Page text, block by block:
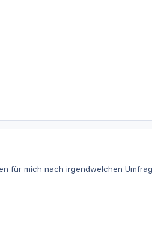
für mich nach irgendwelchen